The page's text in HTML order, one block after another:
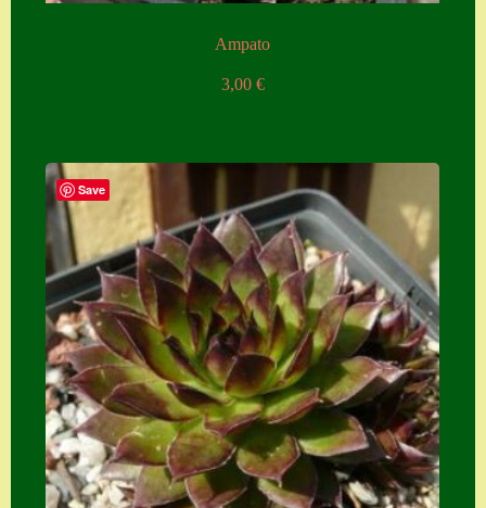
Semps von A – Z
Shop
Suche
Sue Thomas
Translator
Versand
Versand von
Semps
Warenkorb
Ampato
3,00 €
Save